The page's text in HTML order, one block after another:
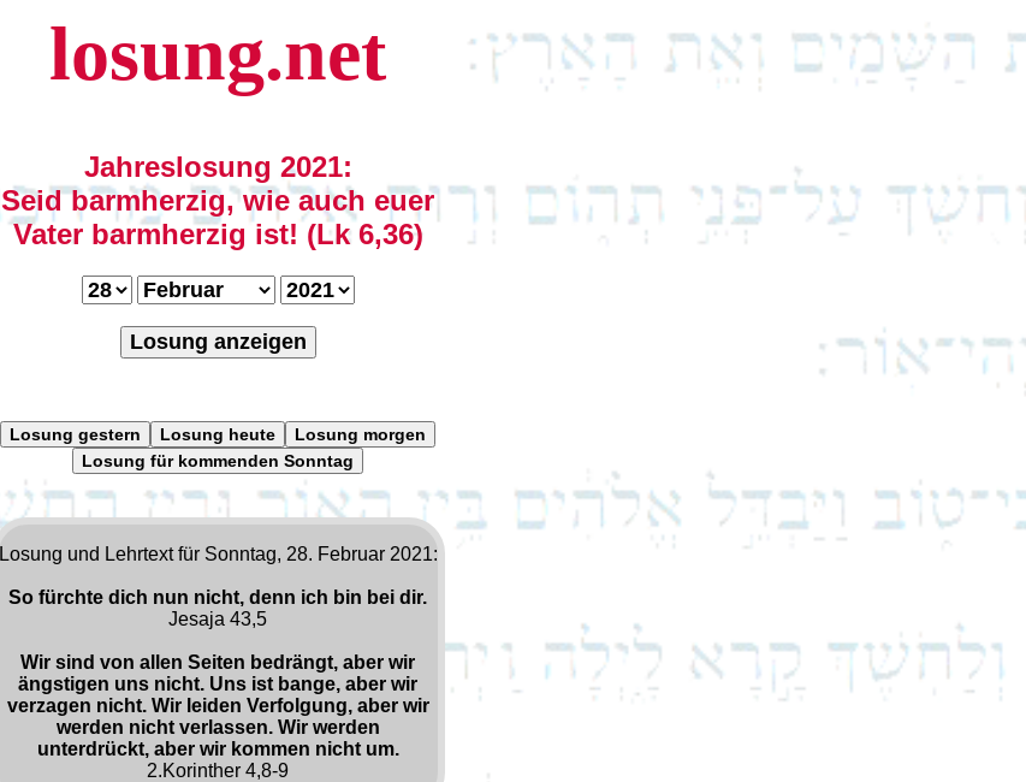
losung.net
Jahreslosung 2021:
Seid barmherzig, wie auch euer
Vater barmherzig ist! (Lk 6,36)
Losung anzeigen
Losung gestern Losung heute
Losung morgen
Losung für kommenden Sonntag
Losung und Lehrtext für Sonntag, 28. Februar 2021:
So fürchte dich nun nicht, denn ich bin bei dir.
Jesaja 43,5
Wir sind von allen Seiten bedrängt, aber wir
ängstigen uns nicht. Uns ist bange, aber wir
verzagen nicht. Wir leiden Verfolgung, aber wir
werden nicht verlassen. Wir werden
unterdrückt, aber wir kommen nicht um.
2.Korinther 4,8-9